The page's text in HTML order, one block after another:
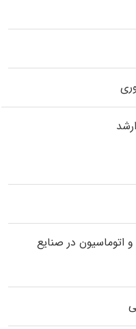
اتوماسیون در صنایع